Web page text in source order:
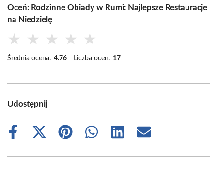
Oceń: Rodzinne Obiady w Rumi: Najlepsze Restauracje
na Niedzielę
★ ★ ★ ★ ★
Średnia ocena: 4.76 Liczba ocen: 17
Udostępnij
Share
Share
(Twitter)
Share
Share
Share
Share